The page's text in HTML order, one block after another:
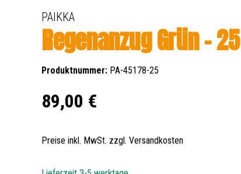
PAIKKA
Regenanzug Grün - 25
Produktnummer: PA-45178-25
Regulärer Preis:
89,00 €
Preise inkl. MwSt. zzgl. Versandkosten